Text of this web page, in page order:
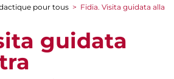
pour tous > Fidia. Visita guidata alla
guidata